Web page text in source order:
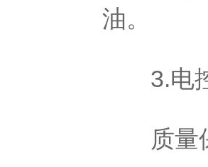
油。
3.电控
质量